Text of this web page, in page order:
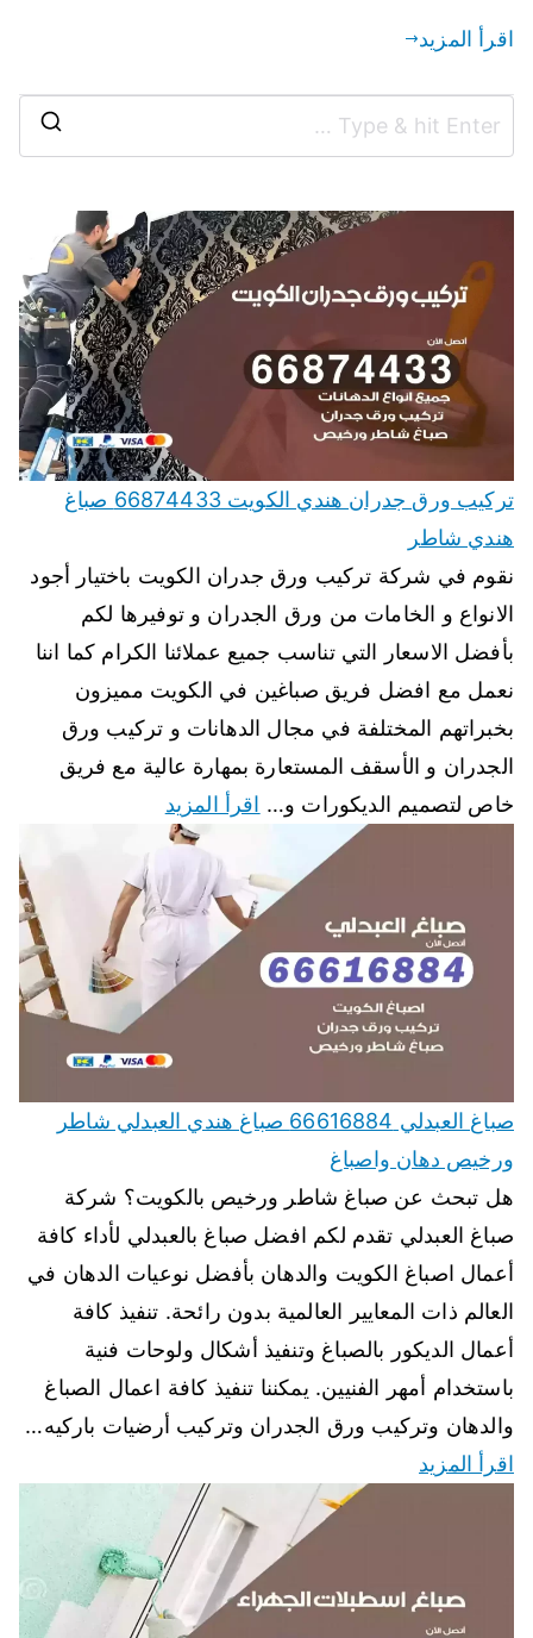
اقرأ المزيد
تركيب ورق جدران هندي الكويت 66874433 صباغ
هندي شاطر
نقوم في شركة تركيب ورق جدران الكويت باختيار أجود
الانواع و الخامات من ورق الجدران و توفيرها لكم
بأفضل الاسعار التي تناسب جميع عملائنا الكرام كما اننا
نعمل مع افضل فريق صباغين في الكويت مميزون
بخبراتهم المختلفة في مجال الدهانات و تركيب ورق
الجدران و الأسقف المستعارة بمهارة عالية مع فريق
خاص لتصميم الديكورات و… اقرأ المزيد
صباغ العبدلي 66616884 صباغ هندي العبدلي شاطر
ورخيص دهان واصباغ
هل تبحث عن صباغ شاطر ورخيص بالكويت؟ شركة
صباغ العبدلي تقدم لكم افضل صباغ بالعبدلي لأداء كافة
أعمال اصباغ الكويت والدهان بأفضل نوعيات الدهان في
العالم ذات المعايير العالمية بدون رائحة. تنفيذ كافة
أعمال الديكور بالصباغ وتنفيذ أشكال ولوحات فنية
باستخدام أمهر الفنيين. يمكننا تنفيذ كافة اعمال الصباغ
والدهان وتركيب ورق الجدران وتركيب أرضيات باركيه…
اقرأ المزيد